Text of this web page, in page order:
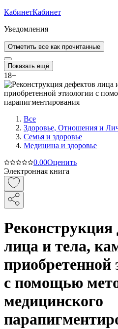
КабинетКабинет
Уведомления
Отметить все как прочитанные
Показать ещё
18+
Все
Здоровье, Отношения и
Семья и здоровье
Медицина и здоровье
0.00Оценить
Электронная книга
Реконструкция
лица и тела,
приобретенной
с помощью
медицинского